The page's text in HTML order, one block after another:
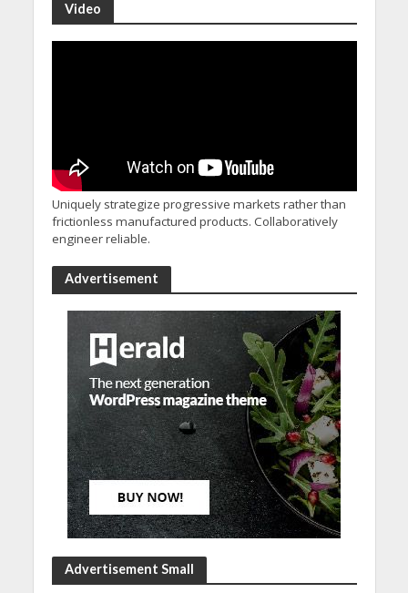
Video
Uniquely strategize progressive markets rather than
frictionless manufactured products. Collaboratively
engineer reliable.
Advertisement
Advertisement Small